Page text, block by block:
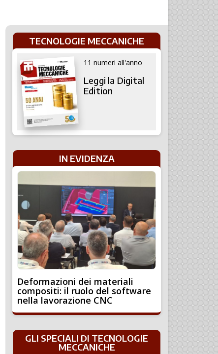
TECNOLOGIE MECCANICHE
11 numeri all'anno
Leggi la Digital
Edition
IN EVIDENZA
Deformazioni dei materiali
compositi: il ruolo del software
nella lavorazione CNC
GLI SPECIALI DI TECNOLOGIE
MECCANICHE